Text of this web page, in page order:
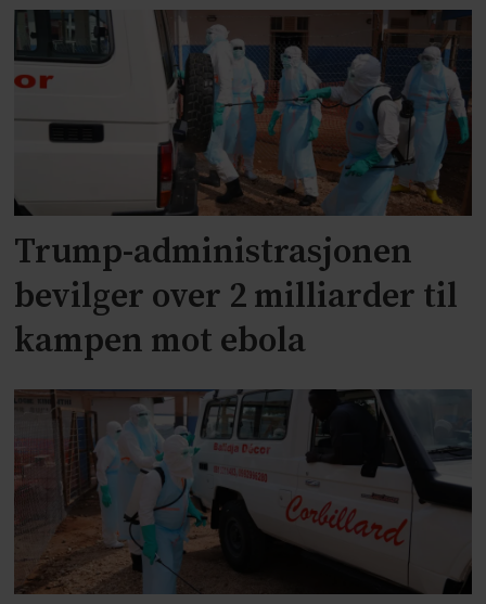
Trump-administrasjonen
bevilger over 2 milliarder til
kampen mot ebola